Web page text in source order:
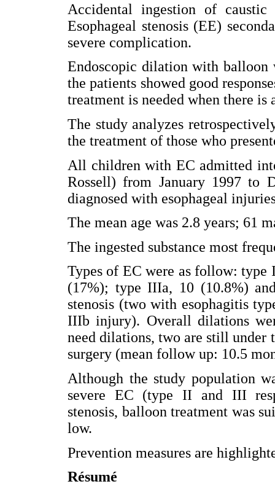
Accidental ingestion of caustic
Esophageal stenosis (EE)
severe complication.
Endoscopic dilation with balloon
the patients showed good
treatment is needed when there
The study analyzes
the treatment of those who
All children with EC admitted
Rossell) from January 1997 to
diagnosed with esophageal
The mean age was 2.8 years; 61
The ingested substance most
Types of EC were as follow:
(17%); type IIIa, 10 (10.8%)
stenosis (two with esophagitis
IIIb injury). Overall dilations
need dilations, two are still under
surgery (mean follow up: 10.5
Although the study population
severe EC (type II and III
stenosis, balloon treatment was
low.
Prevention measures are
Résumé